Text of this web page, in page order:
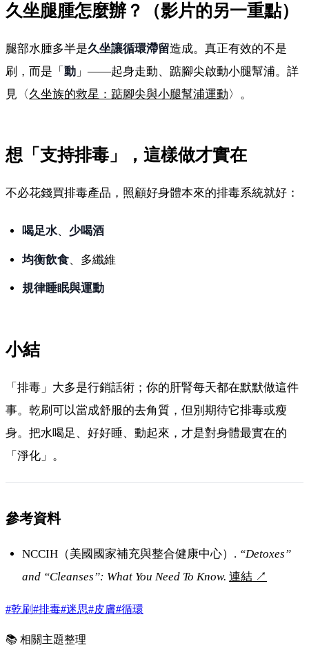
久坐腿腫怎麼辦？（影片的另一重點）
腿部水腫多半是久坐讓循環滯留造成。真正有效的不是
刷，而是「 動 」——起身走動、踮腳尖啟動小腿幫浦。詳
見〈久坐族的救星：踮腳尖與小腿幫浦運動〉。
想「支持排毒」，這樣做才實在
不必花錢買排毒產品，照顧好身體本來的排毒系統就好：
喝足水、 少喝酒
均衡飲食、多纖維
規律睡眠與運動
小結
「排毒」大多是行銷話術；你的肝腎每天都在默默做這件
事。乾刷可以當成舒服的去角質，但別期待它排毒或瘦
身。把水喝足、好好睡、動起來，才是對身體最實在的
「淨化」。
參考資料
NCCIH（美國國家補充與整合健康中心）. “Detoxes”
and “Cleanses”: What You Need To Know. 連結 ↗
#乾刷#排毒#迷思#皮膚#循環
📚 相關主題整理